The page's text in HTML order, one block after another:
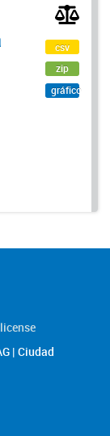
csv
zip
gráfico
| Ciudad